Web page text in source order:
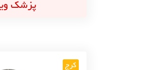
پزشک
کرج